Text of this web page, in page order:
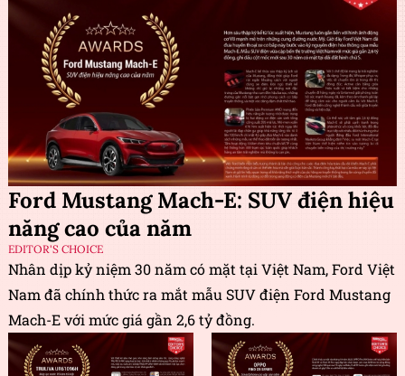
Ford Mustang Mach-E: SUV điện hiệu
năng cao của năm
EDITOR'S CHOICE
Nhân dịp kỷ niệm 30 năm có mặt tại Việt Nam, Ford Việt
Nam đã chính thức ra mắt mẫu SUV điện Ford Mustang
Mach-E với mức giá gần 2,6 tỷ đồng.